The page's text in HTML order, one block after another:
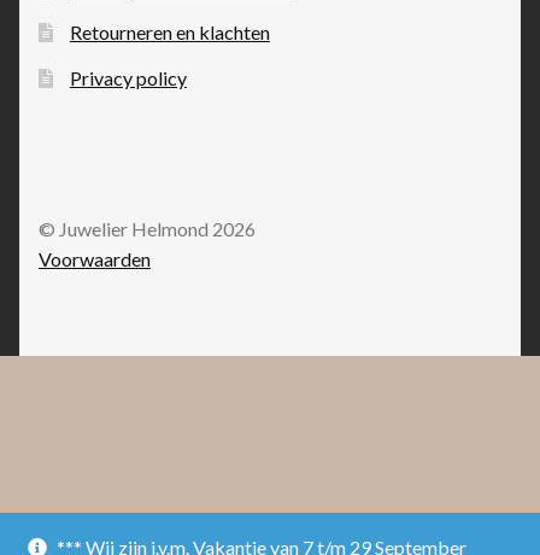
*** Wij zijn i.v.m. Vakantie van 7 t/m 29 September
Retourneren en klachten
Privacy policy
© Juwelier Helmond 2026
Voorwaarden